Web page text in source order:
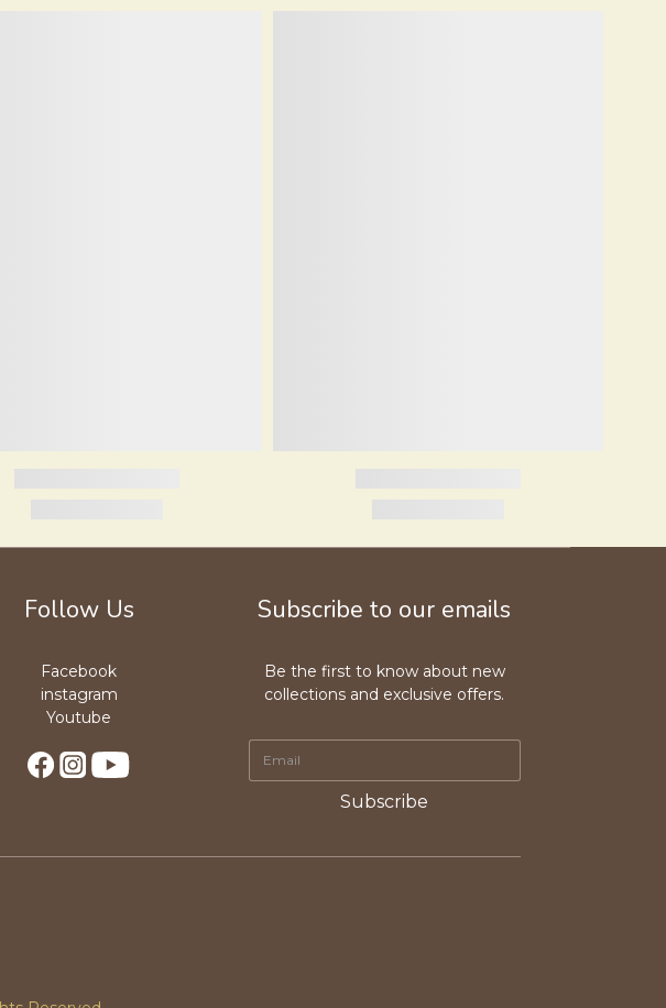
Follow Us
Facebook
instagram
Youtube
Subscribe to our emails
Be the first to know about new
collections and exclusive offers.
Subscribe